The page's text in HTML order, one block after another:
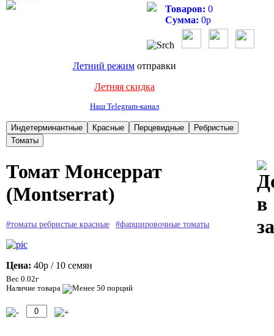
Товаров: 0
Сумма: 0р
Летний режимотправки
Летняя скидка
Наш Telegram-канал
Томат Монсеррат
(Montserrat)
#томаты ребристые красные #фаршировочные томаты
Цена: 40р / 10 семян
Вес 0.02г
Наличие товара